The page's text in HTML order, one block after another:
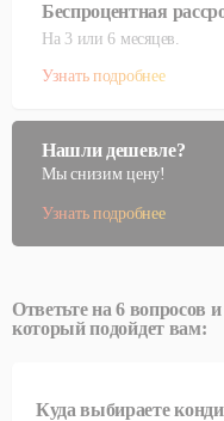
Беспроцентная
На 3 или 6 месяцев.
Узнать подробнее
Нашли дешевле?
Мы снизим цену!
Узнать подробнее
Ответьте на 6 вопросов
который подойдет вам:
Куда выбираете